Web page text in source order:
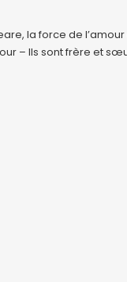
la force de
– Ils sont frère et